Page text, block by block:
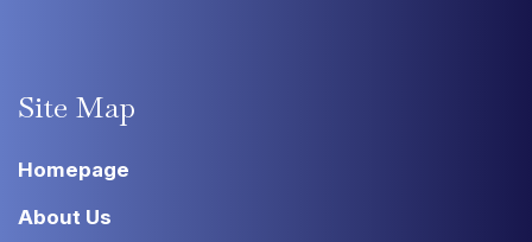
Site Map
Homepage
About Us